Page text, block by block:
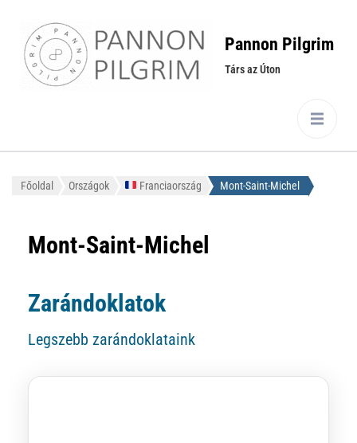
Pannon Pilgrim
Társ az Úton
Főoldal Országok Franciaország Mont-Saint-Michel
Mont-Saint-Michel
Zarándoklatok
Legszebb zarándoklataink